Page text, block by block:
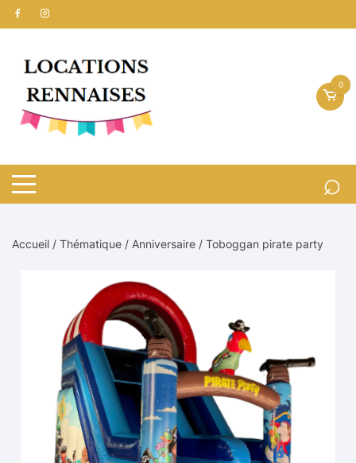
Aller
au
0
Accueil / Thématique / Anniversaire / Toboggan pirate party